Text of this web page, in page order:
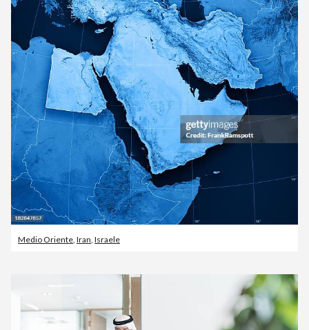
Medio Oriente Iran Israele